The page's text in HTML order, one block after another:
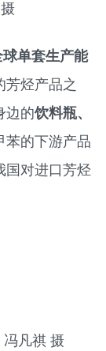
单套生产能
芳烃产品之
边的饮料瓶、
苯的下游产品
国对进口芳烃
凡祺 摄